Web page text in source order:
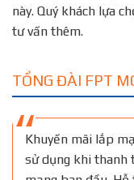
này. Quý khách lựa
tư vấn thêm.
TỔNG ĐÀI FPT
Khuyến mãi lắp
sử dụng khi thanh